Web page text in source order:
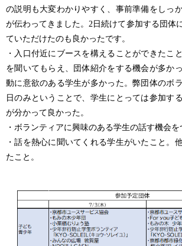
の説明も大変わかりやすく、事前準備をしっ
が伝わってきました。2日続けて参加する団体
ていただけたのも良かったです。
・入口付近にブースを構えることができたこ
を聞いてもらえ、団体紹介をする機会が多か
動に意欲のある学生が多かった。弊団体のボ
日のみということで、学生にとっては参加す
が分かって良かった。
・ボランティアに興味のある学生の話す機会を
・話を熱心に聞いてくれる学生がいたこと。
たこと。